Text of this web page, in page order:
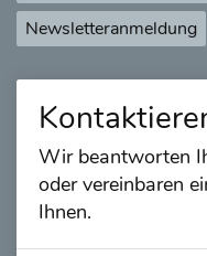
Newsletteranmeldung
Wir beantworten
oder vereinbaren
Ihnen.